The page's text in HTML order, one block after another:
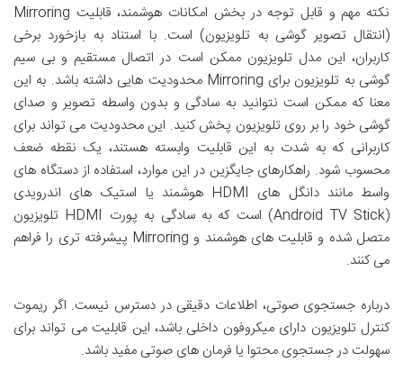
نکته مهم و قابل توجه در بخش امکانات هوشمند، قابلیت Mirroring
(انتقال تصویر گوشی به تلویزیون) است. با استناد به بازخورد برخی
کاربران، این مدل تلویزیون ممکن است در اتصال مستقیم و بی سیم
گوشی به تلویزیون برای Mirroring محدودیت هایی داشته باشد. به این
معنا که ممکن است نتوانید به سادگی و بدون واسطه تصویر و صدای
گوشی خود را بر روی تلویزیون پخش کنید. این محدودیت می تواند برای
کاربرانی که به شدت به این قابلیت وابسته هستند، یک نقطه ضعف
محسوب شود. راهکارهای جایگزین در این موارد، استفاده از دستگاه های
واسط مانند دانگل های HDMI هوشمند یا استیک های اندرویدی
(Android TV Stick) است که به سادگی به پورت HDMI تلویزیون
متصل شده و قابلیت های هوشمند و Mirroring پیشرفته تری را فراهم
می کنند.
درباره جستجوی صوتی، اطلاعات دقیقی در دسترس نیست. اگر ریموت
کنترل تلویزیون دارای میکروفون داخلی باشد، این قابلیت می تواند برای
سهولت در جستجوی محتوا یا فرمان های صوتی مفید باشد.